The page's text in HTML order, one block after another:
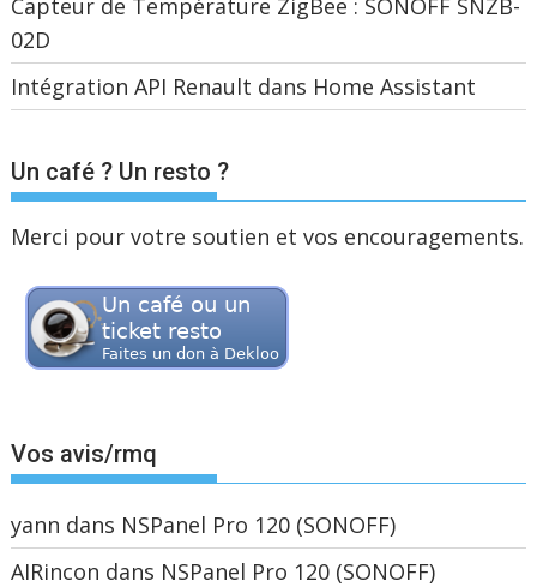
02D
Intégration API Renault dans Home Assistant
Un café ? Un resto ?
Merci pour votre soutien et vos encouragements.
Vos avis/rmq
yann dans NSPanel Pro 120 (SONOFF)
AIRincon dans NSPanel Pro 120 (SONOFF)